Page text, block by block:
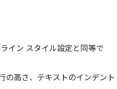
イン スタイル設定と同等で
の高さ、テキストのインデント